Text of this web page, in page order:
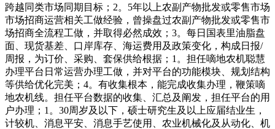
跨越同类市场同期目标；2。5年以上农副产物批发或零售市场
市场招商运营相关工做经验，曾操盘过农副产物批发或零售市
场招商全流程工做，并取得必然成效；3。每日国表里油脂盘
面、现货基差、口岸库存、海运费用及政策变化，构成日报/
周报，为订价、采购、套保供给根据；1。担任嘀地农机聪慧
办理平台日常运营办理工做，并对平台的功能模块、规划结构
等供给优化完美；4。有收集根本，能完成收集办理，鞭策嘀
地农机线。担任平台数据的收集、汇总及阐发，担任平台的用
户办理；1。30周岁及以下，硕士研究生及以上应届结业生，
计较机、消息平安、消息手艺使用、农业机械化及从动化、机